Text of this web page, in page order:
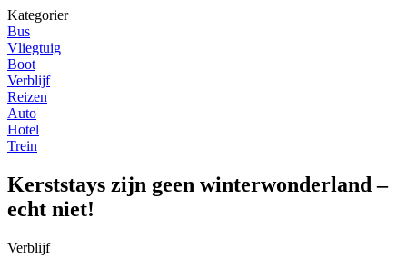
Kategorier
Bus
Vliegtuig
Boot
Verblijf
Reizen
Auto
Hotel
Trein
Kerststays zijn geen winterwonderland –
echt niet!
Verblijf